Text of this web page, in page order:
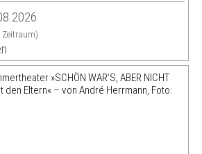
Zeitraum)